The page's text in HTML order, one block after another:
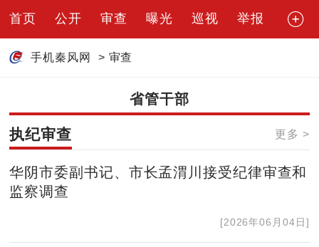
首页 公开 审查 曝光 巡视 举报
手机秦风网 > 审查
省管干部
执纪审查 更多 >
华阴市委副书记、市长孟渭川接受纪律审查和
监察调查
[2026年06月04日]